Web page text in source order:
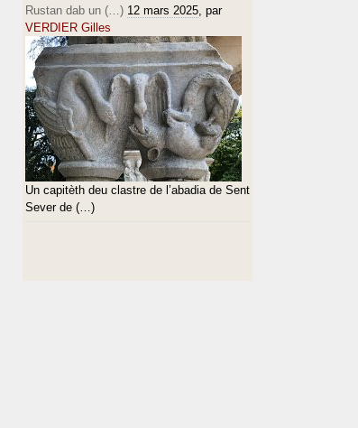
Rustan dab un (…) 12 mars 2025, par
VERDIER Gilles
Un capitèth deu clastre de l’abadia de Sent
Sever de (…)